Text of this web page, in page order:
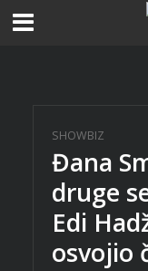
SHOWBIZ
Đana
druge
Edi
osvojio